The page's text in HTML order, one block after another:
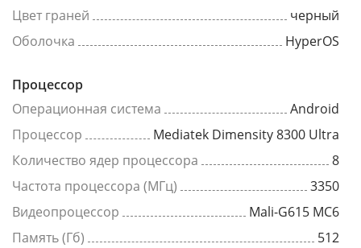
Цвет граней
черный
Оболочка
HyperOS
Процессор
Операционная система
Android
Процессор
Mediatek Dimensity 8300 Ultra
Количество ядер процессора
8
Частота процессора (МГц)
3350
Видеопроцессор
Mali-G615 MC6
Память (Гб)
512